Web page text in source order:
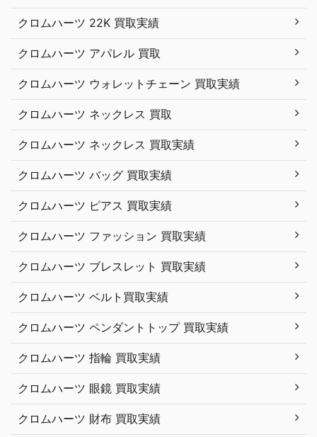
クロムハーツ 22K 買取実績
クロムハーツ アパレル 買取
クロムハーツ ウォレットチェーン 買取実績
クロムハーツ ネックレス 買取
クロムハーツ ネックレス 買取実績
クロムハーツ バッグ 買取実績
クロムハーツ ピアス 買取実績
クロムハーツ ファッション 買取実績
クロムハーツ ブレスレット 買取実績
クロムハーツ ベルト買取実績
クロムハーツ ペンダントトップ 買取実績
クロムハーツ 指輪 買取実績
クロムハーツ 眼鏡 買取実績
クロムハーツ 財布 買取実績